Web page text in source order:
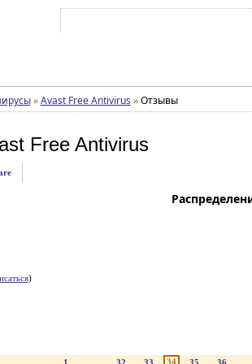
» Avast Free Antivirus » Отзывы
Free Antivirus
)
34